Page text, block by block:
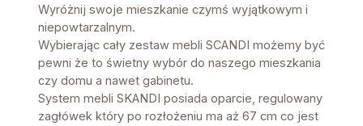
Wyróżnij swoje mieszkanie czymś wyjątkowym i
niepowtarzalnym.
Wybierając cały zestaw mebli SCANDI możemy być
pewni że to świetny wybór do naszego mieszkania
czy domu a nawet gabinetu.
System mebli SKANDI posiada oparcie, regulowany
zagłówek który po rozłożeniu ma aż 67 cm co jest